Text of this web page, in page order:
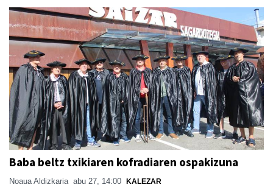
Baba beltz txikiaren kofradiaren ospakizuna
Noaua Aldizkaria abu 27, 14:00 KALEZAR